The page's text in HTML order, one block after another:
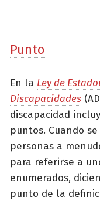
Punto
En la Ley de
Discapacidades
discapacidad
puntos. Cuando
personas a
para referirse a
enumerados,
punto de la